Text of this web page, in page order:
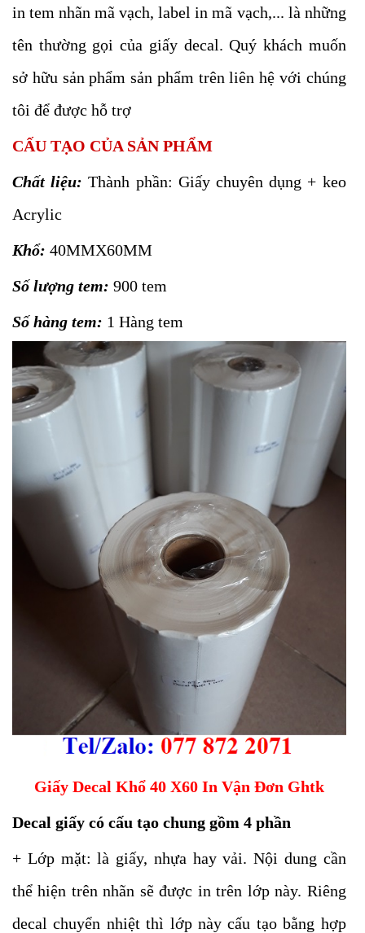
in tem nhãn mã vạch, label in mã vạch,... là những
tên thường gọi của giấy decal. Quý khách muốn
sở hữu sản phẩm sản phẩm trên liên hệ với chúng
tôi để được hỗ trợ
CẤU TẠO CỦA SẢN PHẨM
Chất liệu:Thành phần: Giấy chuyên dụng + keo
Acrylic
Khổ: 40MMX60MM
Số lượng tem: 900 tem
Số hàng tem: 1 Hàng tem
Giấy Decal Khổ 40 X60 In Vận Đơn Ghtk
Decal giấy có cấu tạo chung gồm 4 phần
+ Lớp mặt: là giấy, nhựa hay vải. Nội dung cần
thể hiện trên nhãn sẽ được in trên lớp này. Riêng
decal chuyển nhiệt thì lớp này cấu tạo bằng hợp